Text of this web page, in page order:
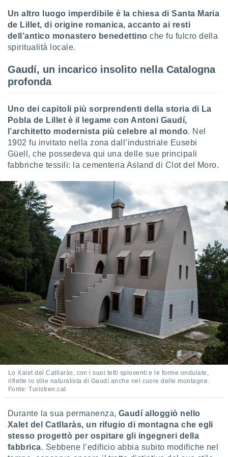
la
web,
e
sulla
al quale
Per
tuo
dei
facendo
" o
cookie
sito
il
dei
su
e/o
della
creare
la
Un altro luogo imperdibile è la chiesa di Santa Maria
de Lillet, di origine romanica, accanto ai resti
dell’antico monastero benedettino che fu fulcro della
spiritualità locale.
Gaudí, un incarico insolito nella Catalogna
profonda
Uno dei capitoli più sorprendenti della storia di La
Pobla de Lillet è il legame con Antoni Gaudí,
l’architetto modernista più celebre al mondo. Nel
1902 fu invitato nella zona dall’industriale Eusebi
Güell, che possedeva qui una delle sue principali
fabbriche tessili: la cementeria Asland di Clot del Moro.
Lo Xalet del Catllaràs, con i suoi tetti spioventi e le forme ondulate,
riflette lo stile naturalista di Gaudí anche nel cuore delle montagne.
Fonte: Turistren.cat
Durante la sua permanenza, Gaudí alloggiò nello
Xalet del Catllaràs, un rifugio di montagna che egli
stesso progettò per ospitare gli ingegneri della
fabbrica. Sebbene l’edificio abbia subito modifiche nel